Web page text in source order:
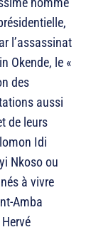
l’assassinat
Okende, le «
des
aussi
de leurs
Idi
Nkoso ou
à vivre
Amba